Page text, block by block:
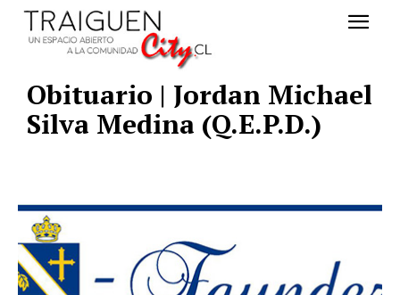
Obituario | Jordan Michael
Silva Medina (Q.E.P.D.)